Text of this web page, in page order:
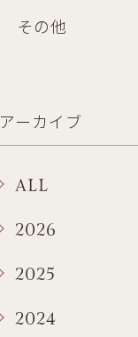
その他
アーカイブ
ALL
2026
2025
2024